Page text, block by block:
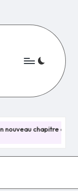
chapitre explosif